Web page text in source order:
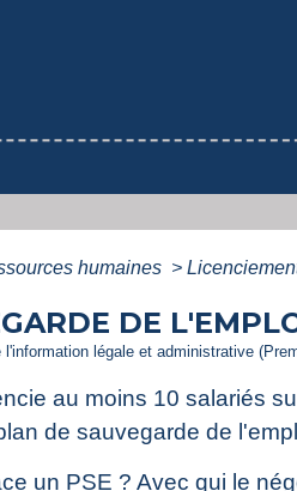
humaines >
DE
légale et administrative
au moins 10 salariés
de sauvegarde de
un PSE ? Avec qui le